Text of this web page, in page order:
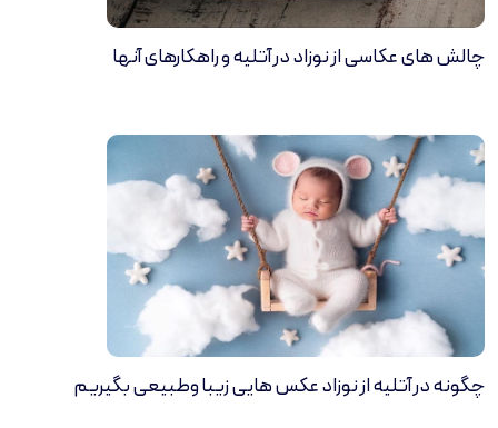
چالش های عکاسی از نوزاد در آتلیه و راهکارهای آنها
چگونه در آتلیه از نوزاد عکس هایی زیبا وطبیعی بگیریم